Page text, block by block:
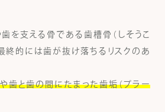
を支える骨である歯槽骨（しそうこ
終的には歯が抜け落ちるリスクのあ
歯と歯の間にたまった歯垢（プラー